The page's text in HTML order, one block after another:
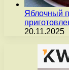
Яблочный
20.11.2025